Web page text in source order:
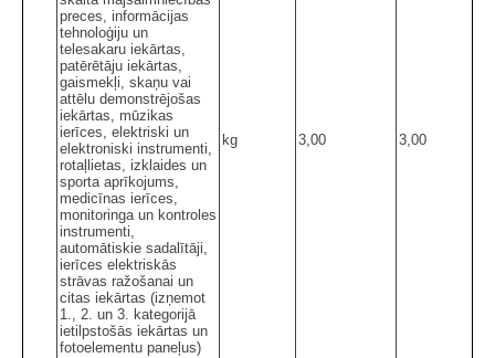
preces, informācijas
tehnoloģiju un
telesakaru iekārtas,
patērētāju iekārtas,
gaismekļi, skaņu vai
attēlu demonstrējošas
iekārtas, mūzikas
ierīces, elektriski un
elektroniski instrumenti,
rotaļlietas, izklaides un
sporta aprīkojums,
medicīnas ierīces,
monitoringa un kontroles
instrumenti,
automātiskie sadalītāji,
ierīces elektriskās
strāvas ražošanai un
citas iekārtas (izņemot
1., 2. un 3. kategorijā
ietilpstošās iekārtas un
fotoelementu paneļus)
kg 3,00 3,00